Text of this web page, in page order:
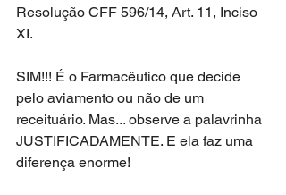
Resolução CFF 596/14, Art. 11, Inciso
XI.
SIM!!! É o Farmacêutico que decide
pelo aviamento ou não de um
receituário. Mas... observe a palavrinha
JUSTIFICADAMENTE. E ela faz uma
diferença enorme!